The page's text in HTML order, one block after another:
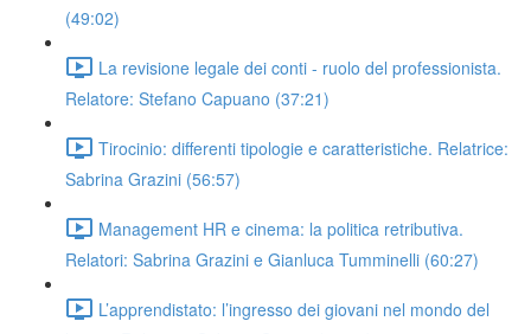
(49:02)
La revisione legale dei conti - ruolo del professionista.
Relatore: Stefano Capuano (37:21)
Tirocinio: differenti tipologie e caratteristiche. Relatrice:
Sabrina Grazini (56:57)
Management HR e cinema: la politica retributiva.
Relatori: Sabrina Grazini e Gianluca Tumminelli (60:27)
L’apprendistato: l’ingresso dei giovani nel mondo del